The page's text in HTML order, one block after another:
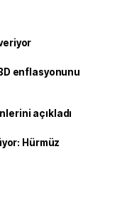
enflasyonunu
açıkladı
Hürmüz